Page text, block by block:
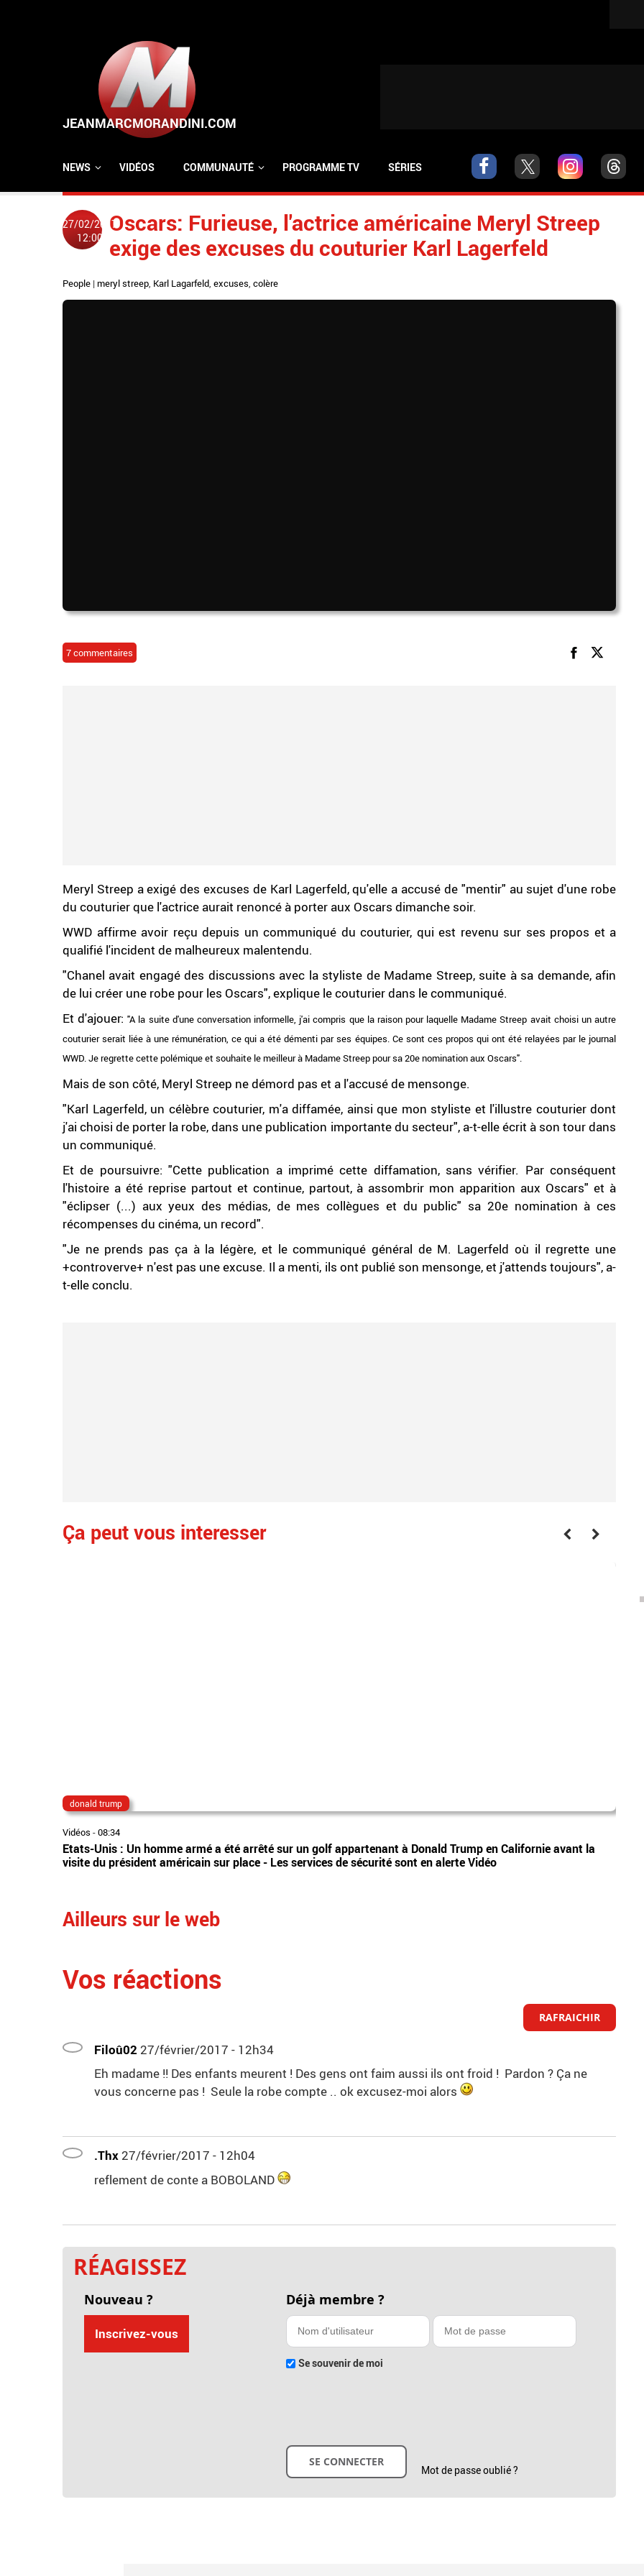
NEWS VIDÉOS COMMUNAUTÉ PROGRAMME TV SÉRIES
27/02/2017
12:00
Oscars: Furieuse, l'actrice américaine Meryl Streep
exige des excuses du couturier Karl Lagerfeld
People | meryl streep, Karl Lagarfeld, excuses, colère
7 commentaires
Meryl Streep a exigé des excuses de Karl Lagerfeld, qu'elle a accusé de "mentir" au sujet d'une robe
du couturier que l'actrice aurait renoncé à porter aux Oscars dimanche soir.
WWD affirme avoir reçu depuis un communiqué du couturier, qui est revenu sur ses propos et a
qualifié l'incident de malheureux malentendu.
"Chanel avait engagé des discussions avec la styliste de Madame Streep, suite à sa demande, afin
de lui créer une robe pour les Oscars", explique le couturier dans le communiqué.
Et d'ajouer:"A la suite d'une conversation informelle, j'ai compris que la raison pour laquelle Madame Streep avait choisi un autre
couturier serait liée à une rémunération, ce qui a été démenti par ses équipes. Ce sont ces propos qui ont été relayées par le journal
WWD. Je regrette cette polémique et souhaite le meilleur à Madame Streep pour sa 20e nomination aux Oscars".
Mais de son côté, Meryl Streep ne démord pas et a l'accusé de mensonge.
"Karl Lagerfeld, un célèbre couturier, m'a diffamée, ainsi que mon styliste et l'illustre couturier dont
j'ai choisi de porter la robe, dans une publication importante du secteur", a-t-elle écrit à son tour dans
un communiqué.
Et de poursuivre: "Cette publication a imprimé cette diffamation, sans vérifier. Par conséquent
l'histoire a été reprise partout et continue, partout, à assombrir mon apparition aux Oscars" et à
"éclipser (...) aux yeux des médias, de mes collègues et du public" sa 20e nomination à ces
récompenses du cinéma, un record".
"Je ne prends pas ça à la légère, et le communiqué général de M. Lagerfeld où il regrette une
+controverve+ n'est pas une excuse. Il a menti, ils ont publié son mensonge, et j'attends toujours", a-
t-elle conclu.
Ça peut vous interesser
donald trump
Vidéos -08:34
Etats-Unis : Un homme armé a été arrêté sur un golf appartenant à Donald Trump en Californie avant la
visite du président américain sur place - Les services de sécurité sont en alerte Vidéo
Ailleurs sur le web
Vos réactions
RAFRAICHIR
Filoû02 27/février/2017 - 12h34
Eh madame !! Des enfants meurent ! Des gens ont faim aussi ils ont froid ! Pardon ? Ça ne
vous concerne pas ! Seule la robe compte .. ok excusez-moi alors
.Thx 27/février/2017 - 12h04
reflement de conte a BOBOLAND
RÉAGISSEZ
Nouveau ?
Inscrivez-vous
Déjà membre ?
Se souvenir de moi
Mot de passe oublié ?